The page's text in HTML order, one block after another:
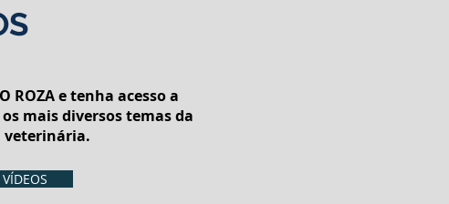
ROZA e tenha acessoa
mais diversos temasda
veterinária.